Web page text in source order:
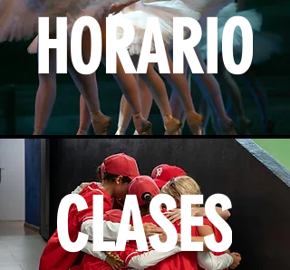
HORARIO
CLASES